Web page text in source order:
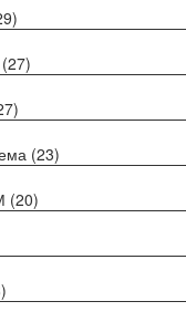
(27)
(23)
(20)